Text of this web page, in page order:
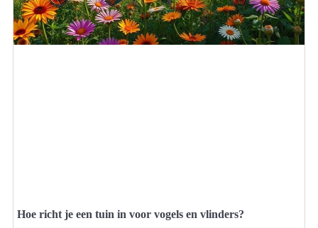
Hoe richt je een tuin in voor vogels en vlinders?